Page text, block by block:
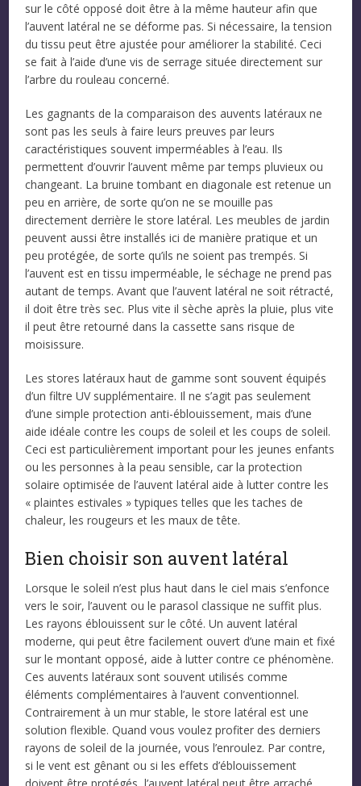
sur le côté opposé doit être à la même hauteur afin que
l’auvent latéral ne se déforme pas. Si nécessaire, la tension
du tissu peut être ajustée pour améliorer la stabilité. Ceci
se fait à l’aide d’une vis de serrage située directement sur
l’arbre du rouleau concerné.
Les gagnants de la comparaison des auvents latéraux ne
sont pas les seuls à faire leurs preuves par leurs
caractéristiques souvent imperméables à l’eau. Ils
permettent d’ouvrir l’auvent même par temps pluvieux ou
changeant. La bruine tombant en diagonale est retenue un
peu en arrière, de sorte qu’on ne se mouille pas
directement derrière le store latéral. Les meubles de jardin
peuvent aussi être installés ici de manière pratique et un
peu protégée, de sorte qu’ils ne soient pas trempés. Si
l’auvent est en tissu imperméable, le séchage ne prend pas
autant de temps. Avant que l’auvent latéral ne soit rétracté,
il doit être très sec. Plus vite il sèche après la pluie, plus vite
il peut être retourné dans la cassette sans risque de
moisissure.
Les stores latéraux haut de gamme sont souvent équipés
d’un filtre UV supplémentaire. Il ne s’agit pas seulement
d’une simple protection anti-éblouissement, mais d’une
aide idéale contre les coups de soleil et les coups de soleil.
Ceci est particulièrement important pour les jeunes enfants
ou les personnes à la peau sensible, car la protection
solaire optimisée de l’auvent latéral aide à lutter contre les
« plaintes estivales » typiques telles que les taches de
chaleur, les rougeurs et les maux de tête.
Bien choisir son auvent latéral
Lorsque le soleil n’est plus haut dans le ciel mais s’enfonce
vers le soir, l’auvent ou le parasol classique ne suffit plus.
Les rayons éblouissent sur le côté. Un auvent latéral
moderne, qui peut être facilement ouvert d’une main et fixé
sur le montant opposé, aide à lutter contre ce phénomène.
Ces auvents latéraux sont souvent utilisés comme
éléments complémentaires à l’auvent conventionnel.
Contrairement à un mur stable, le store latéral est une
solution flexible. Quand vous voulez profiter des derniers
rayons de soleil de la journée, vous l’enroulez. Par contre,
si le vent est gênant ou si les effets d’éblouissement